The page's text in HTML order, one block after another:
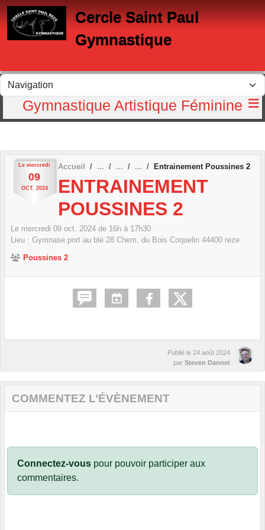
Cercle Saint Paul
Gymnastique
Gymnastique Artistique Féminine
Le mercredi
09
OCT. 2024
Accueil Entrainement Poussines 2
ENTRAINEMENT
POUSSINES 2
Le mercredi 09 oct. 2024 de 16h à 17h30
Lieu : Gymnase port au blé 28 Chem. du Bois Coquelin 44400 reze
Poussines 2
Publié le 24 août 2024
par Steven Dannet
COMMENTEZ L’ÉVÈNEMENT
Connectez-vous pour pouvoir participer aux
commentaires.
Panneau de gestion des cookies